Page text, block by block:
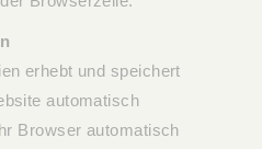
erhebt und speichert
automatisch
Browser automatisch